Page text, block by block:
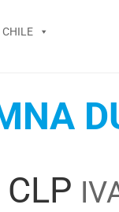
CHILE